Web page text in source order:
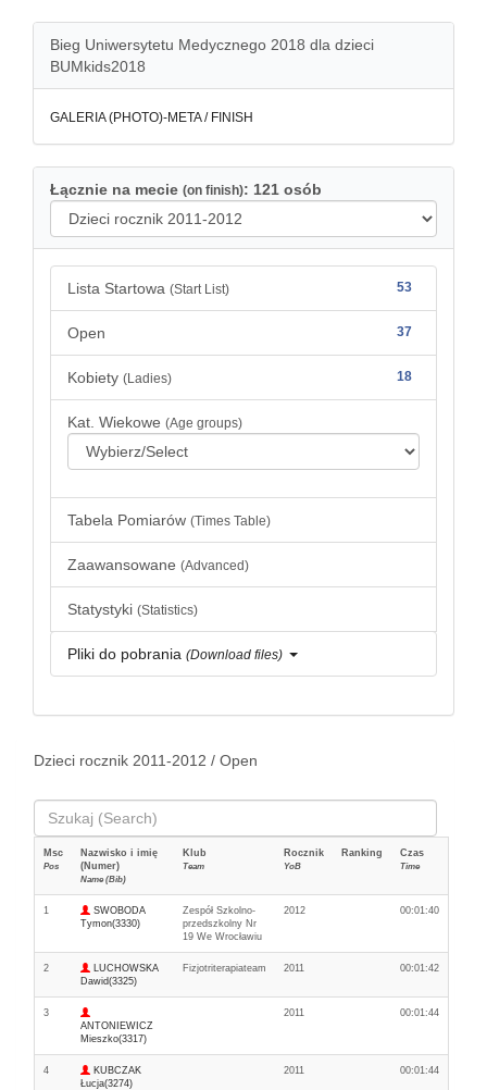
Bieg Uniwersytetu Medycznego 2018 dla dzieci
BUMkids2018
GALERIA (PHOTO)-META / FINISH
Łącznie na mecie (on finish): 121 osób
Lista Startowa (Start List) 53
Open 37
Kobiety (Ladies) 18
Kat. Wiekowe (Age groups)
Tabela Pomiarów (Times Table)
Zaawansowane (Advanced)
Statystyki (Statistics)
Pliki do pobrania (Download files)
Dzieci rocznik 2011-2012 / Open
Msc
Pos
Nazwisko i imię
(Numer)
Name (Bib)
Klub
Team
Rocznik
YoB
Ranking Czas
Time
1
SWOBODA
Tymon(3330)
Zespół Szkolno-
przedszkolny Nr
19 We Wrocławiu
2012 00:01:40
2
LUCHOWSKA
Dawid(3325)
Fizjotriterapiateam 2011 00:01:42
3
ANTONIEWICZ
Mieszko(3317)
2011 00:01:44
4
KUBCZAK
Łucja(3274)
2011 00:01:44